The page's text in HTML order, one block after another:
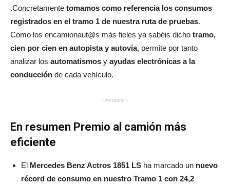
.Concretamente tomamos como referencia los consumos
registrados en el tramo 1 de nuestra ruta de pruebas.
Como los encamionaut@s más fieles ya sabéis dicho tramo,
cien por cien en autopista y autovía, permite por tanto
analizar los automatismos y ayudas electrónicas a la
conducción de cada vehículo.
- Anuncio -
En resumen Premio al camión más
eficiente
El Mercedes Benz Actros 1851 LS ha marcado un nuevo
récord de consumo en nuestro Tramo 1 con 24,2